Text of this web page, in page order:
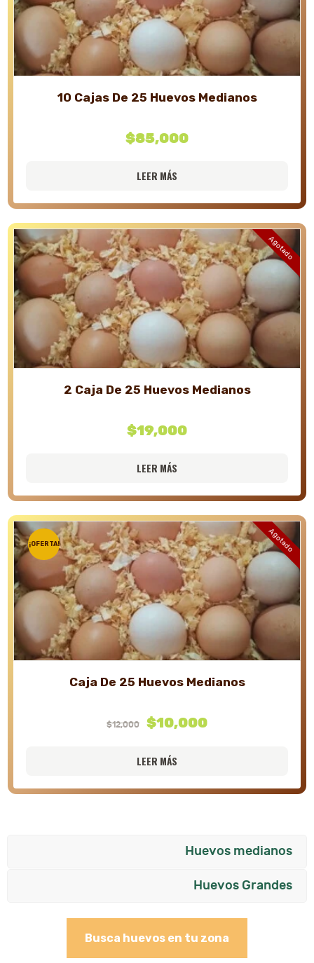
10 Cajas De 25 Huevos Medianos
$85,000
LEER MÁS
Agotado
2 Caja De 25 Huevos Medianos
$19,000
LEER MÁS
Agotado
¡OFERTA!
Caja De 25 Huevos Medianos
$12,000
El
original
era:
$10,000El
es:
LEER MÁS
Huevos medianos
Huevos Grandes
Busca huevos en tu zona